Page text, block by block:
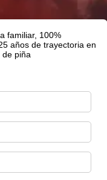
familiar, 100%
años de trayectoria en
de piña